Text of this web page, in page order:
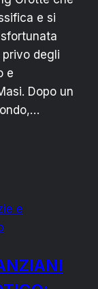
e si
degli
e
Dopo un
e